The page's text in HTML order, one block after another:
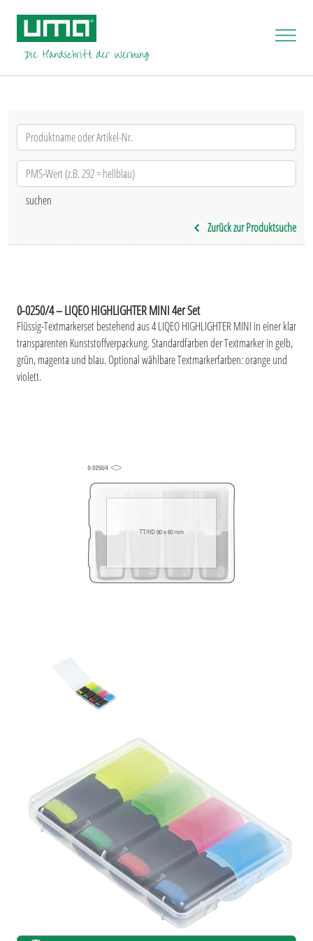
Zurück zur Produktsuche
0-0250/4 – LIQEO HIGHLIGHTER MINI 4er Set
Flüssig-Textmarkerset bestehend aus 4 LIQEO HIGHLIGHTER MINI in einer klar
transparenten Kunststoffverpackung. Standardfarben der Textmarker in gelb,
grün, magenta und blau. Optional wählbare Textmarkerfarben: orange und
violett.